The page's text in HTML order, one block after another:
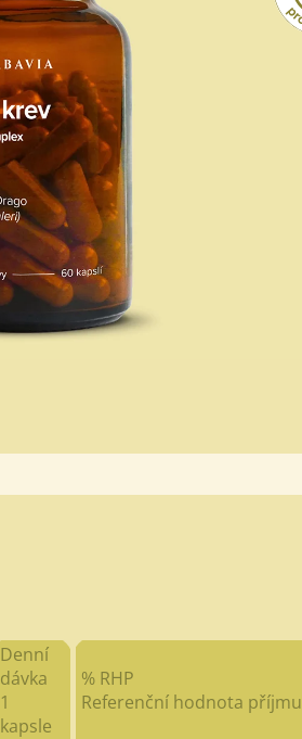
Denní
dávka
1
kapsle
% RHP
Referenční hodnota příjmu